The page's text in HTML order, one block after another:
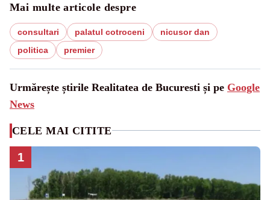
Mai multe articole despre
consultari palatul cotroceni
nicusor dan
politica
premier
Urmărește știrile Realitatea de Bucuresti și pe Google
News
CELE MAI CITITE
1